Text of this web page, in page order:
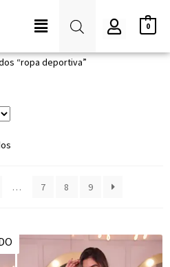
0
“ropa deportiva”
… 7 8 9